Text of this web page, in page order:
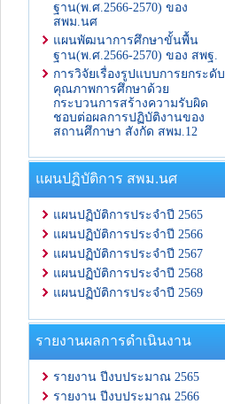
ฐาน(พ.ศ.2566-2570) ของ
สพม.นศ
แผนพัฒนาการศึกษาขั้นพื้น
ฐาน(พ.ศ.2566-2570) ของ สพฐ.
การวิจัยเรื่องรูปแบบการยกระดับ
คุณภาพการศึกษาด้วย
กระบวนการสร้างความรับผิด
ชอบต่อผลการปฏิบัติงานของ
สถานศึกาษา สังกัด สพม.12
แผนปฏิบัติการ สพม.นศ
แผนปฏิบัติการประจำปี 2565
แผนปฏิบัติการประจำปี 2566
แผนปฏิบัติการประจำปี 2567
แผนปฏิบัติการประจำปี 2568
แผนปฏิบัติการประจำปี 2569
รายงานผลการดำเนินงาน
รายงาน ปีงบประมาณ 2565
รายงาน ปีงบประมาณ 2566